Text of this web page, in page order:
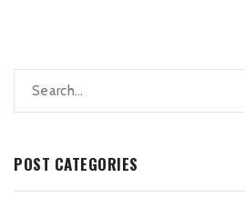
POST CATEGORIES